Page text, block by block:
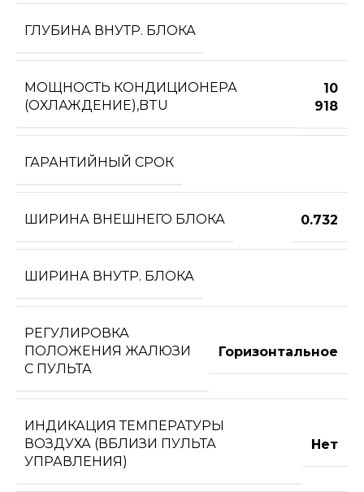
ГЛУБИНА ВНУТР. БЛОКА
МОЩНОСТЬ КОНДИЦИОНЕРА
(ОХЛАЖДЕНИЕ),BTU
10
918
ГАРАНТИЙНЫЙ СРОК
ШИРИНА ВНЕШНЕГО БЛОКА 0.732
ШИРИНА ВНУТР. БЛОКА
РЕГУЛИРОВКА
ПОЛОЖЕНИЯ ЖАЛЮЗИ
С ПУЛЬТА
Горизонтальное
ИНДИКАЦИЯ ТЕМПЕРАТУРЫ
ВОЗДУХА (ВБЛИЗИ ПУЛЬТА
УПРАВЛЕНИЯ)
Нет